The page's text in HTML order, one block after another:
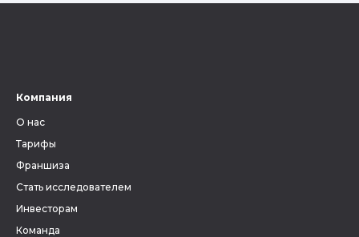
Компания
О нас
Тарифы
Франшиза
Стать исследователем
Инвесторам
Команда